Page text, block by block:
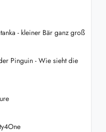
- kleiner Bär ganz groß
Pinguin - Wie sieht die